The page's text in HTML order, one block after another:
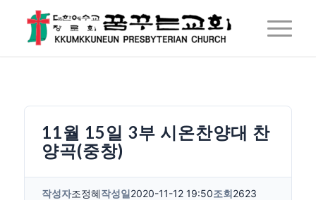
11월 15일 3부 시온찬양대 찬
양곡(중창)
작성자조정혜작성일2020-11-12 19:50조회2623